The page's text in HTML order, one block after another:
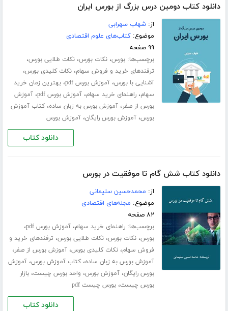
دانلود کتاب دومین درس بزرگ از بورس ایران
از:شهاب سهرابی
موضوع:کتاب‌های علوم اقتصادی
۹۹ صفحه
برچسب‌ها:بورس،نکات بورس،نکات طلایی بورس،
ترفندهای خرید و فروش سهام،نکات کلیدی بورس،
آشنایی با بورس،آموزش بورس pdf ،بهترین زمان خرید
سهام،راهنمای خرید سهام،آموزش بورس pdf ،آموزش
بورس از صفر،آموزش بورس به زبان ساده،کتاب آموزش
بورس،آموزش بورس رایگان،آموزش بورس
دانلود کتاب
دانلود کتاب شش گام تا موفقیت در بورس
از: محمدحسین سلیمانی
موضوع: مجله‌های اقتصادی
۸۲ صفحه
برچسب‌ها:راهنمای خرید سهام،آموزش بورس pdf ،
بورس،نکات بورس،نکات طلایی بورس، ترفندهای خرید و
فروش سهام،نکات کلیدی بورس،آموزش بورس از صفر،
آموزش بورس به زبان ساده،کتاب آموزش بورس،آموزش
بورس رایگان،آموزش بورس، واحد بورس چیست،بازار
بورس چیست،بورس چیست pdf
دانلود کتاب